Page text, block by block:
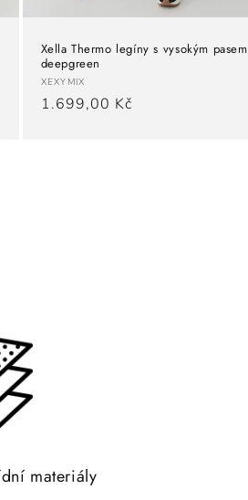
Xella Thermo legíny s vysokým pasem
deepgreen
Dodavatel:
XEXYMIX
Běžná
1.699,00 Kč
materiály